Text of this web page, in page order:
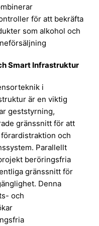
för att bekräfta
som alkohol och
Smart Infrastruktur
i
är en viktig
geststyrning,
gränssnitt för att
och
Parallellt
beröringsfria
gränssnitt för
Denna
och